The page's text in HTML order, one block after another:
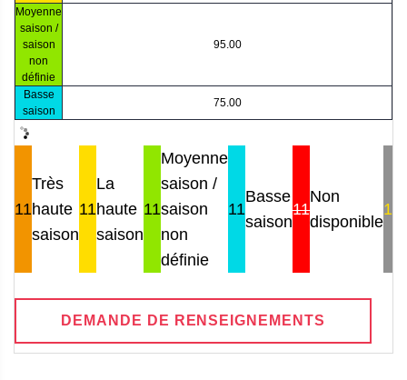
Moyenne
saison /
saison
non
définie
95.00
Basse
saison
75.00
11
Très
haute
saison
11
La
haute
saison
11
Moyenne
saison /
saison
non
définie
11
Basse
saison
11
Non
disponible
11
DEMANDE DE RENSEIGNEMENTS